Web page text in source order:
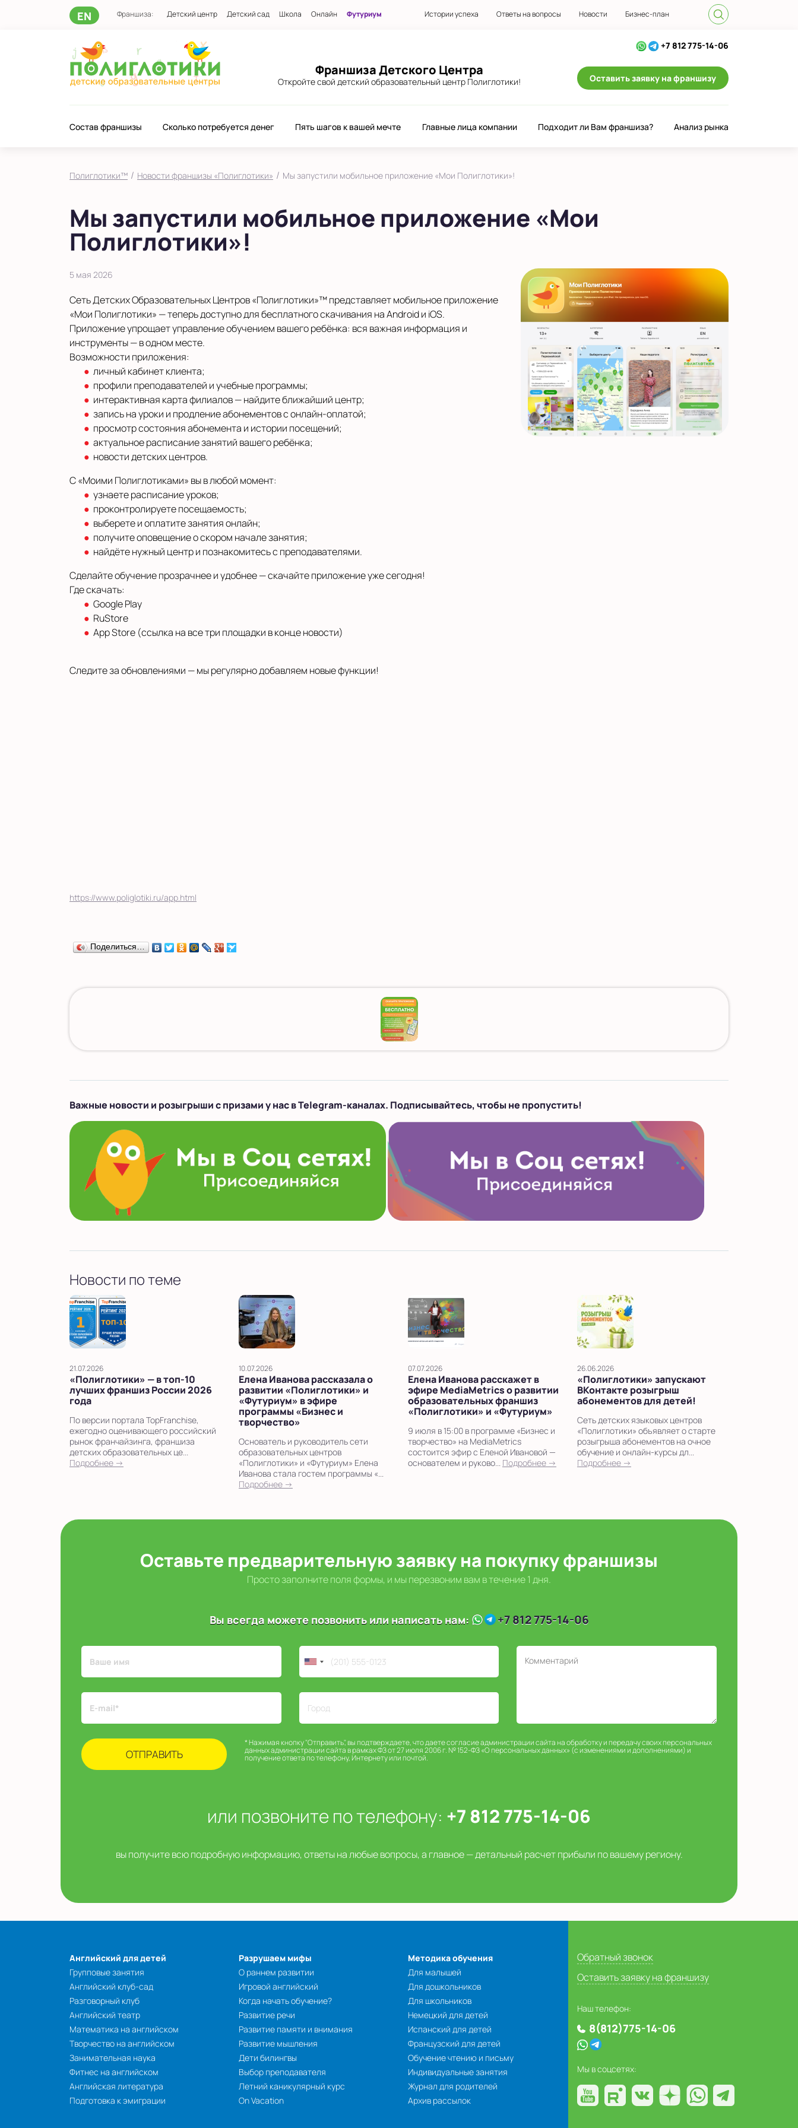
EN Франшиза: Детский центр Детский сад Школа Онлайн Футуриум Истории успеха Ответы на вопросы Новости Бизнес-план
Франшиза Детского Центра
Откройте свой детский образовательный центр Полиглотики!
+7 812 775-14-06
Оставить заявку на франшизу
Состав франшизы Сколько потребуется денег Пять шагов к вашей мечте Главные лица компании Подходит ли Вам франшиза? Анализ рынка
Полиглотики™ / Новости франшизы «Полиглотики» / Мы запустили мобильное приложение «Мои Полиглотики»!
Мы запустили мобильное приложение «Мои
Полиглотики»!
5 мая 2026
Сеть Детских Образовательных Центров «Полиглотики»™ представляет мобильное приложение
«Мои Полиглотики» — теперь доступно для бесплатного скачивания на Android и iOS.
Приложение упрощает управление обучением вашего ребёнка: вся важная информация и
инструменты — в одном месте.
Возможности приложения:
личный кабинет клиента;
профили преподавателей и учебные программы;
интерактивная карта филиалов — найдите ближайший центр;
запись на уроки и продление абонементов с онлайн‑оплатой;
просмотр состояния абонемента и истории посещений;
актуальное расписание занятий вашего ребёнка;
новости детских центров.
С «Моими Полиглотиками» вы в любой момент:
узнаете расписание уроков;
проконтролируете посещаемость;
выберете и оплатите занятия онлайн;
получите оповещение о скором начале занятия;
найдёте нужный центр и познакомитесь с преподавателями.
Сделайте обучение прозрачнее и удобнее — скачайте приложение уже сегодня!
Где скачать:
Google Play
RuStore
App Store (ссылка на все три площадки в конце новости)
Следите за обновлениями — мы регулярно добавляем новые функции!
https://www.poliglotiki.ru/app.html
Поделиться…
Важные новости и розыгрыши с призами у нас в Telegram-каналах. Подписывайтесь, чтобы не пропустить!
Новости по теме
21.07.2026
«Полиглотики» — в топ‑10
лучших франшиз России 2026
года
По версии портала TopFranchise,
ежегодно оценивающего российский
рынок франчайзинга, франшиза
детских образовательных це...
Подробнее →
10.07.2026
Елена Иванова рассказала о
развитии «Полиглотики» и
«Футуриум» в эфире
программы «Бизнес и
творчество»
Основатель и руководитель сети
образовательных центров
«Полиглотики» и «Футуриум» Елена
Иванова стала гостем программы «...
Подробнее →
07.07.2026
Елена Иванова расскажет в
эфире MediaMetrics о развитии
образовательных франшиз
«Полиглотики» и «Футуриум»
9 июля в 15:00 в программе «Бизнес и
творчество» на MediaMetrics
состоится эфир с Еленой Ивановой —
основателем и руково... Подробнее →
26.06.2026
«Полиглотики» запускают
ВКонтакте розыгрыш
абонементов для детей!
Сеть детских языковых центров
«Полиглотики» объявляет о старте
розыгрыша абонементов на очное
обучение и онлайн-курсы дл...
Подробнее →
Оставьте предварительную заявку на покупку франшизы
Просто заполните поля формы, и мы перезвоним вам в течение 1 дня.
Вы всегда можете позвонить или написать нам: +7 812 775-14-06
* Нажимая кнопку "Отправить", вы подтверждаете, что даете согласие администрации сайта на обработку и передачу своих персональных
данных администрации сайта в рамках ФЗ от 27 июля 2006 г. № 152-ФЗ «О персональных данных» (с изменениями и дополнениями) и
получение ответа по телефону, Интернету или почтой.
или позвоните по телефону: +7 812 775-14-06
вы получите всю подробную информацию, ответы на любые вопросы, а главное — детальный расчет прибыли по вашему региону.
Английский для детей
Групповые занятия
Английский клуб-сад
Разговорный клуб
Английский театр
Математика на английском
Творчество на английском
Занимательная наука
Фитнес на английском
Английская литература
Подготовка к эмиграции
Разрушаем мифы
О раннем развитии
Игровой английский
Когда начать обучение?
Развитие речи
Развитие памяти и внимания
Развитие мышления
Дети билингвы
Выбор преподавателя
Летний каникулярный курс
On Vacation
Методика обучения
Для малышей
Для дошкольников
Для школьников
Немецкий для детей
Испанский для детей
Французский для детей
Обучение чтению и письму
Индивидуальные занятия
Журнал для родителей
Архив рассылок
Обратный звонок
Оставить заявку на франшизу
Наш телефон:
8(812)775-14-06
Мы в соцсетях: